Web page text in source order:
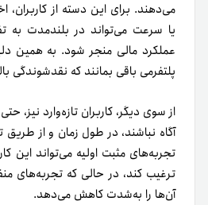
می‌دهند. برای این دسته از
یا سرعت می‌تواند در بلندمدت به
عملکرد مالی منجر شود. به همین
پلتفرمی باقی بمانند که نقدشوندگی
از سوی دیگر، کاربران تازه‌وارد نیز،
آگاه نباشند، در طول زمان و از طریق
تجربه‌های مثبت اولیه می‌تواند این
ترغیب کند، در حالی که تجربه‌های
آن‌ها را به‌شدت کاهش می‌دهد.